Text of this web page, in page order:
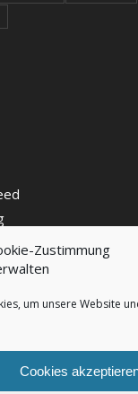
Zustimmung
um unsere Website
Cookies
DATENSCHUTZ